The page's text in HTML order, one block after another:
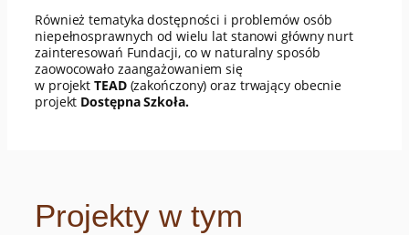
Również tematyka dostępności i problemów osób
niepełnosprawnych od wielu lat stanowi główny nurt
zainteresowań Fundacji, co w naturalny sposób
zaowocowało zaangażowaniem się
w projektTEAD(zakończony) oraz trwający obecnie
projekt Dostępna Szkoła.
Projekty w tym